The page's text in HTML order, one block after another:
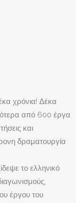
χρόνια! Δέκα
από 600 έργα
και
δραματουργία
το ελληνικό
έργου του